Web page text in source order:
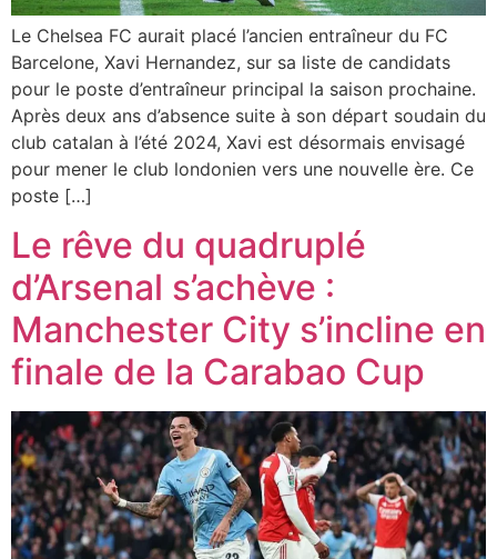
Le Chelsea FC aurait placé l’ancien entraîneur du FC
Barcelone, Xavi Hernandez, sur sa liste de candidats
pour le poste d’entraîneur principal la saison prochaine.
Après deux ans d’absence suite à son départ soudain du
club catalan à l’été 2024, Xavi est désormais envisagé
pour mener le club londonien vers une nouvelle ère. Ce
poste […]
Le rêve du quadruplé
d’Arsenal s’achève :
Manchester City s’incline en
finale de la Carabao Cup